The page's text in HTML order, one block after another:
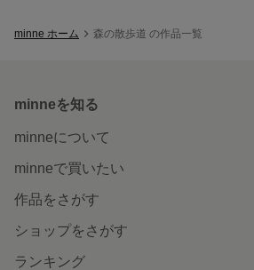
minne ホーム 森の散歩道 の作品一覧
minneを知る
minneについて
minneで買いたい
作品をさがす
ショップをさがす
ランキング